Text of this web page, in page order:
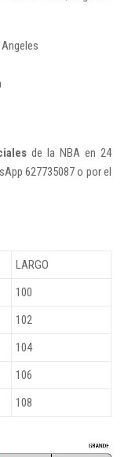
de la NBA en 24
627735087 o por el
LARGO
100
102
104
106
108